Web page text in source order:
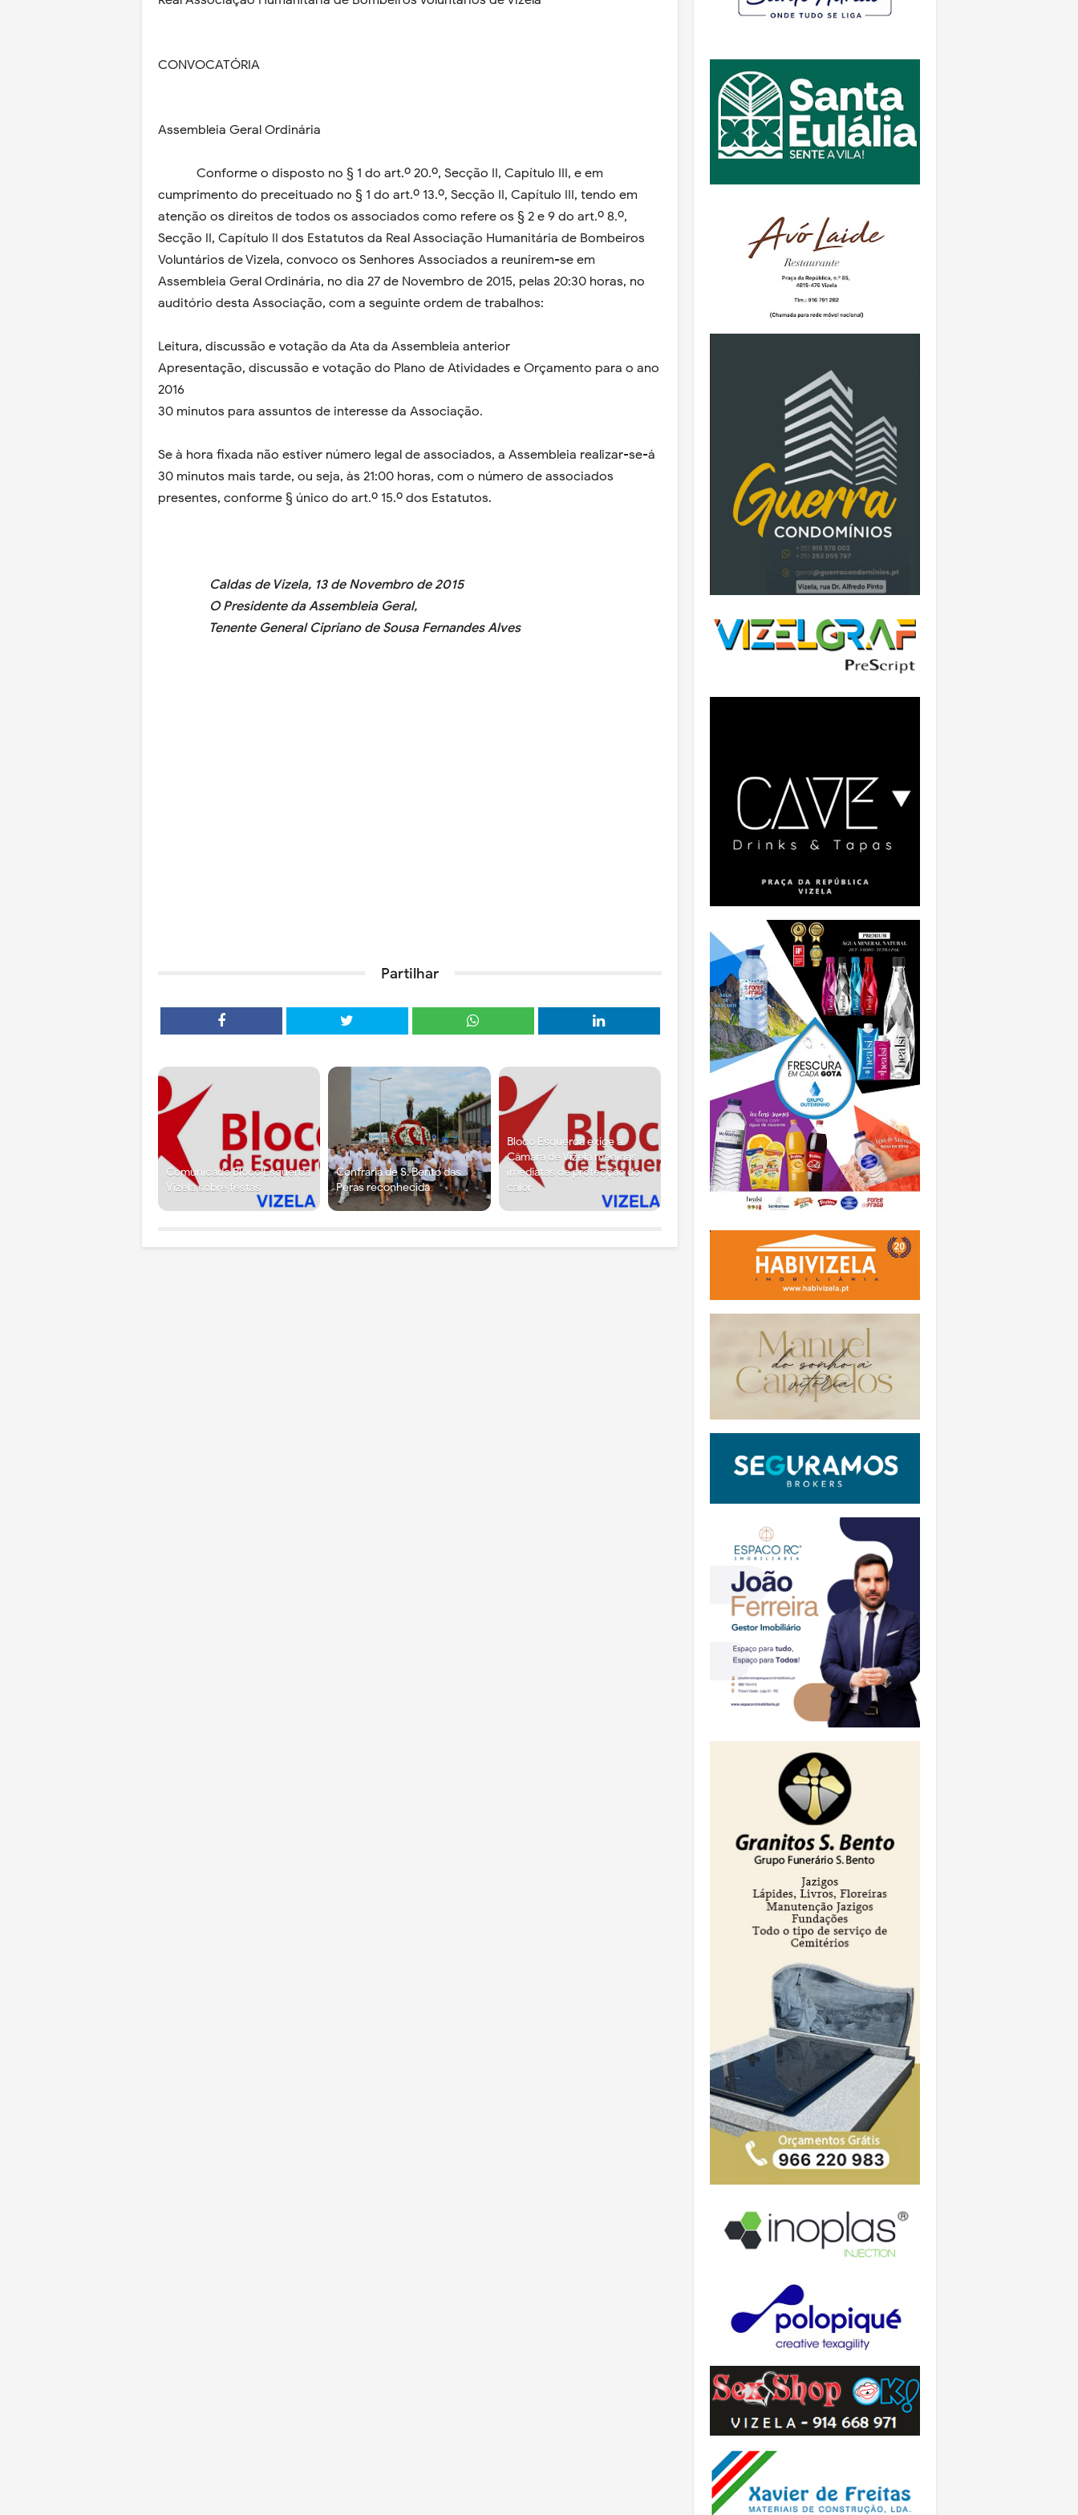
CONVOCATÓRIA
Assembleia Geral Ordinária
Conforme o disposto no § 1 do art.º 20.º, Secção II, Capítulo III, e em
cumprimento do preceituado no § 1 do art.º 13.º, Secção II, Capítulo III, tendo em
atenção os direitos de todos os associados como refere os § 2 e 9 do art.º 8.º,
Secção II, Capítulo II dos Estatutos da Real Associação Humanitária de Bombeiros
Voluntários de Vizela, convoco os Senhores Associados a reunirem-se em
Assembleia Geral Ordinária, no dia 27 de Novembro de 2015, pelas 20:30 horas, no
auditório desta Associação, com a seguinte ordem de trabalhos:
Leitura, discussão e votação da Ata da Assembleia anterior
Apresentação, discussão e votação do Plano de Atividades e Orçamento para o ano
2016
30 minutos para assuntos de interesse da Associação.
Se à hora fixada não estiver número legal de associados, a Assembleia realizar-se-á
30 minutos mais tarde, ou seja, às 21:00 horas, com o número de associados
presentes, conforme § único do art.º 15.º dos Estatutos.
Caldas de Vizela, 13 de Novembro de 2015
O Presidente da Assembleia Geral,
Tenente General Cipriano de Sousa Fernandes Alves
Partilhar
Comunicado Bloco Esquerda
Vizela sobre festas
Confraria de S. Bento das
Peras reconhecida
Bloco Esquerda exige à
Câmara de Vizela medidas
imediatas de protecção do
calor